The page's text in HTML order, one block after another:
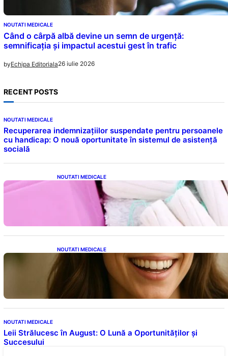
NOUTATI MEDICALE
Când o cârpă albă devine un semn de urgență:
semnificația și impactul acestui gest în trafic
byEchipa Editoriala26 iulie 2026
RECENT POSTS
NOUTATI MEDICALE
Recuperarea indemnizațiilor suspendate pentru persoanele
cu handicap: O nouă oportunitate în sistemul de asistență
socială
NOUTATI MEDICALE
Tampoanele menstruale: O analiză profundă
a riscurilor legate de metale toxice
NOUTATI MEDICALE
Ceaiul – Băutura care protejează inima:
Descoperiri recente despre beneficiile
consumului zilnic
NOUTATI MEDICALE
Leii Strălucesc în August: O Lună a Oportunităților și
Succesului